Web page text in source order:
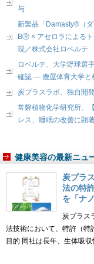
与
新製品「Damasty®（
BⓇ × アセロラによる
現／株式会社ロベルテ
ロベルテ、大学野球選
確認 ― 鹿屋体育大学
炭プラスラボ、独自開
常磐植物化学研究所、
レス、睡眠の改善に顕
健康美容の最新ニュ
炭プラ
法の特
を「ナ
炭プラス
法技術において、特許（特
目的 同社は長年、生体吸